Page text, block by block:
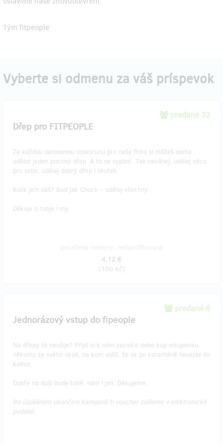
Tým fitpeople
Vyberte si odmenu za váš príspevok
predané 32
Dřep pro FITPEOPLE
Za každou darovanou stokorunu pro naše fitko si můžeš doma
udělat jeden poctivý dřep. A to se vyplatí. Tak neváhej, udělej něco
pro sebe, udělej dobrý dřep i skutek.
Kolik jich dáš? Buď jak Chuck – udělej všechny.
Děkuje ti tvoje i my.
4,12 €
(100 Kč)
predané 6
Jednorázový vstup do fipeople
Na dřepy tě neužije? Přijď si k nám zacvičit nebo kup vstupenku
někomu ze svého okolí, na kom vidíš, že se po karanténě nevejde do
kalhot.
Dobře na duši bude tobě, nám i jim. Děkujeme.
Po úspěšném ukončení kampaně ti voucher zašleme v elektronické
podobě.